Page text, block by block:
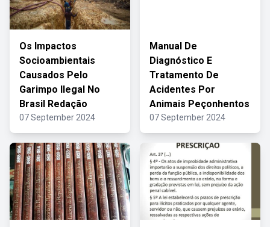
Os Impactos
Socioambientais
Causados Pelo
Garimpo Ilegal No
Brasil Redação
07 September 2024
Manual De
Diagnóstico E
Tratamento De
Acidentes Por
Animais Peçonhentos
07 September 2024